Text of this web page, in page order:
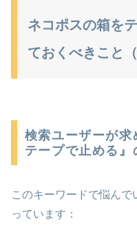
ネコポスの箱を
ておくべきこと
検索ユーザーが
テープで止める』
このキーワードで悩ん
っています：